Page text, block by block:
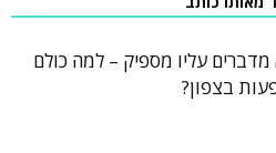
עליו מספיק – למה כולם
בצפון?